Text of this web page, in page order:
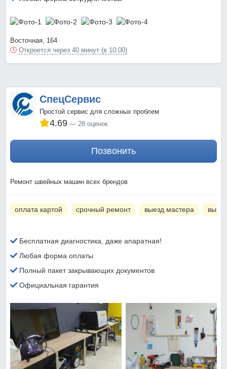
Восточная, 164
Откроется через 40 минут (в 10:00)
СпецСервис
Простой сервис для сложных проблем
4.69 28 оценок
Позвонить
Ремонт швейных машин всех брендов
оплата картой срочный ремонт выезд мастера
Бесплатная диагностика, даже апаратная!
Любая форма оплаты
Полный пакет закрывающих документов
Официальная гарантия